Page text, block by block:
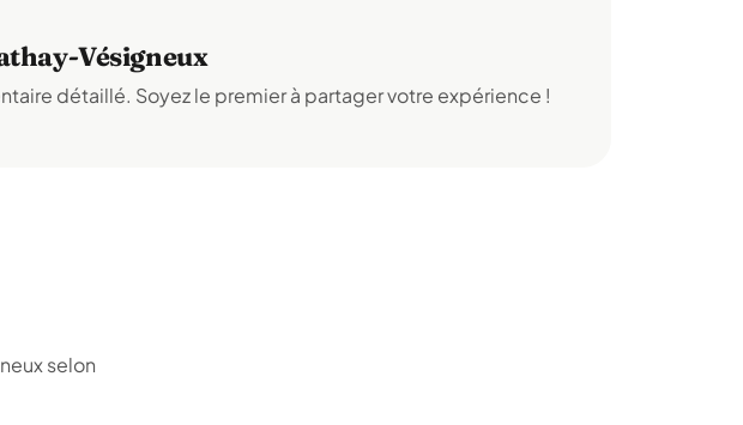
Vésigneux
détaillé. Soyez le premier à partager votre expérience !
selon